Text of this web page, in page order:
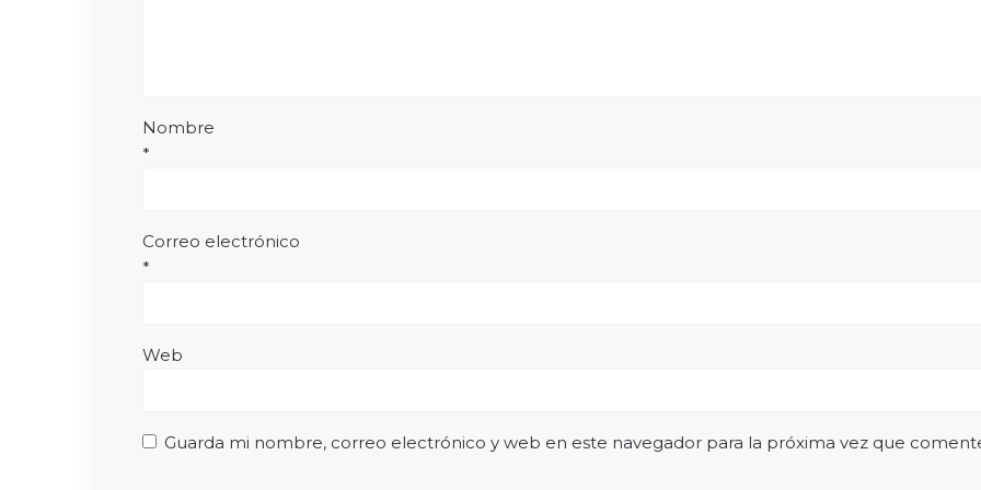
Nombre
*
Correo electrónico
*
Web
Guarda mi nombre, correo electrónico y web en este navegador para la próxima vez que